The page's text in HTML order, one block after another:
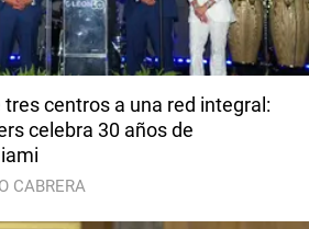
tres centros a una red integral:
celebra 30 años de
CABRERA